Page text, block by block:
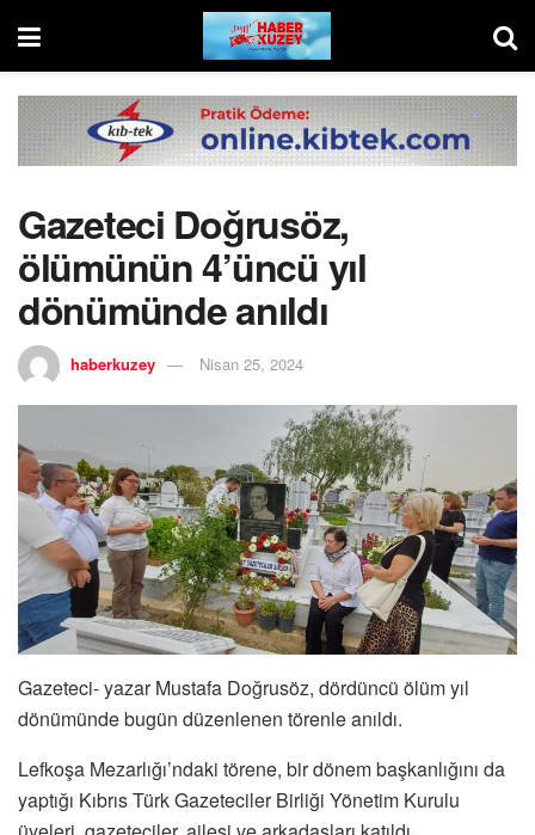
Gazeteci Doğrusöz,
ölümünün 4’üncü yıl
dönümünde anıldı
haberkuzey Nisan 25, 2024
Gazeteci- yazar Mustafa Doğrusöz, dördüncü ölüm yıl
dönümünde bugün düzenlenen törenle anıldı.
Lefkoşa Mezarlığı’ndaki törene, bir dönem başkanlığını da
yaptığı Kıbrıs Türk Gazeteciler Birliği Yönetim Kurulu